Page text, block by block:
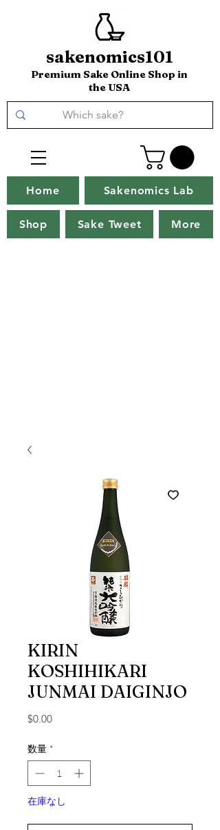
sakenomics101
Premium Sake Online Shop in
the USA
Home Sakenomics Lab
Shop Sake Tweet More
KIRIN
KOSHIHIKARI
JUNMAI DAIGINJO
$0.00価格
数量 *
在庫なし